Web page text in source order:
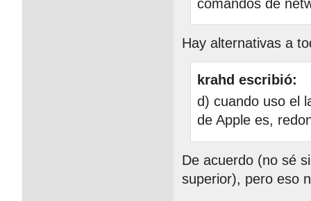
comandos de
Hay alternativas a
krahd escribió:
d) cuando uso el
de Apple es,
De acuerdo (no sé
superior), pero eso